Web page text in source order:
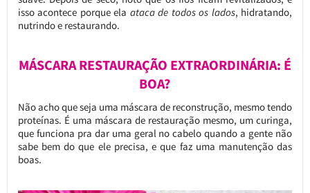
isso acontece porque ela ataca de todos os lados, hidratando,
nutrindo e restaurando.
MÁSCARA RESTAURAÇÃO EXTRAORDINÁRIA: É
BOA?
Não acho que seja uma máscara de reconstrução, mesmo tendo
proteínas. É uma máscara de restauração mesmo, um curinga,
que funciona pra dar uma geral no cabelo quando a gente não
sabe bem do que ele precisa, e que faz uma manutenção das
boas.